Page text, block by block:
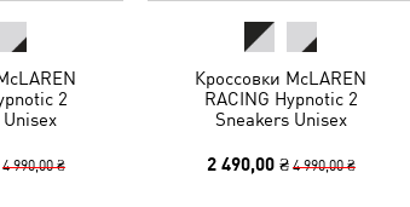
2
4 990,00 ₴
Кроссовки McLAREN
RACING Hypnotic 2
Sneakers Unisex
2 490,00 ₴ 4 990,00 ₴